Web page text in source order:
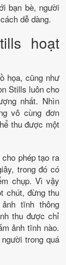
bạn bè, người
dễ dàng.
hoạt
họa, cũng như
Stills luôn cho
nhất. Nhìn
vô cùng đơn
thu được một
phép tạo ra
trong đó có
chụp. Vì vậy
chút, đừng thu
tĩnh thông
thu được chỉ
ảnh tĩnh nào.
trong quá